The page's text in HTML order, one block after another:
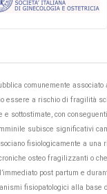
comunemente
essere a rischio di fragilità
e sottostimate, con
subisce significativi
fisiologicamente a
osteo fragilizzanti o
post partum e
fisiopatologici alla